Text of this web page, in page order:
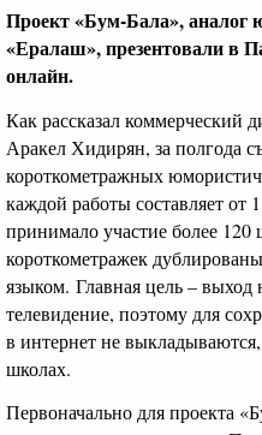
Проект «Бум-Бала», аналог
«Ералаш», презентовали в
онлайн.
Как рассказал коммерческий
Аракел Хидирян, за полгода
короткометражных
каждой работы составляет от
принимало участие более 120
короткометражек
языком. Главная цель – выход
телевидение, поэтому для
в интернет не
школах.
Первоначально для проекта